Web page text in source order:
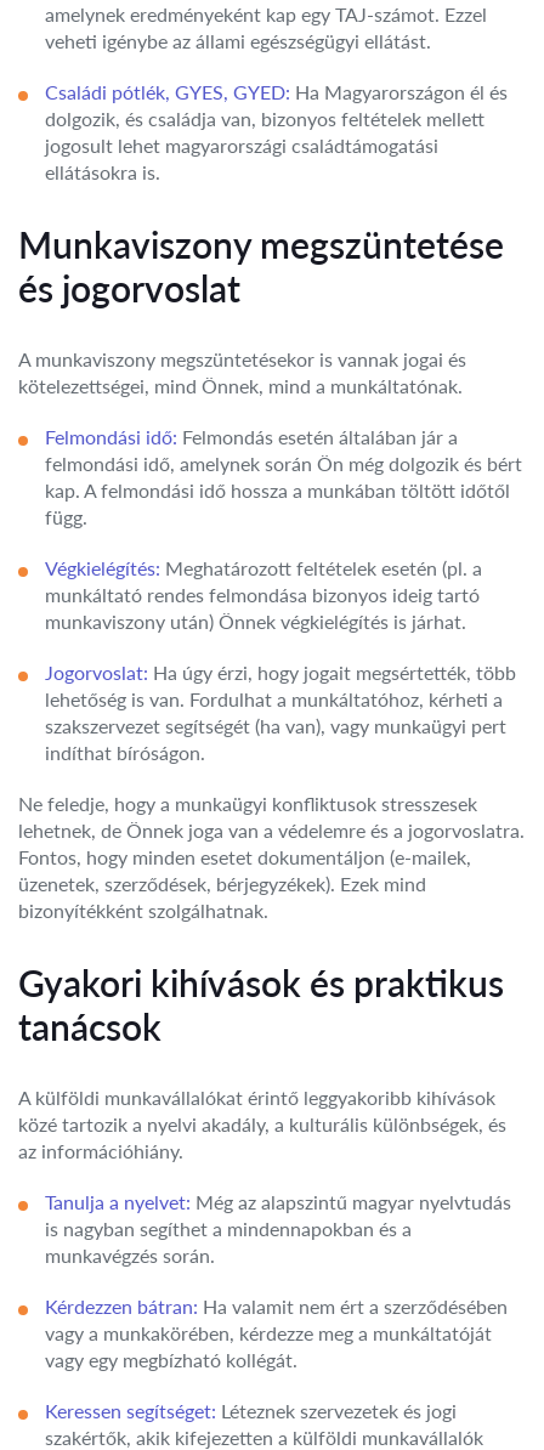
amelynek eredményeként kap egy TAJ-számot. Ezzel
veheti igénybe az állami egészségügyi ellátást.
Családi pótlék, GYES, GYED: Ha Magyarországon él és
dolgozik, és családja van, bizonyos feltételek mellett
jogosult lehet magyarországi családtámogatási
ellátásokra is.
Munkaviszony megszüntetése
és jogorvoslat
A munkaviszony megszüntetésekor is vannak jogai és
kötelezettségei, mind Önnek, mind a munkáltatónak.
Felmondási idő: Felmondás esetén általában jár a
felmondási idő, amelynek során Ön még dolgozik és bért
kap. A felmondási idő hossza a munkában töltött időtől
függ.
Végkielégítés: Meghatározott feltételek esetén (pl. a
munkáltató rendes felmondása bizonyos ideig tartó
munkaviszony után) Önnek végkielégítés is járhat.
Jogorvoslat: Ha úgy érzi, hogy jogait megsértették, több
lehetőség is van. Fordulhat a munkáltatóhoz, kérheti a
szakszervezet segítségét (ha van), vagy munkaügyi pert
indíthat bíróságon.
Ne feledje, hogy a munkaügyi konfliktusok stresszesek
lehetnek, de Önnek joga van a védelemre és a jogorvoslatra.
Fontos, hogy minden esetet dokumentáljon (e-mailek,
üzenetek, szerződések, bérjegyzékek). Ezek mind
bizonyítékként szolgálhatnak.
Gyakori kihívások és praktikus
tanácsok
A külföldi munkavállalókat érintő leggyakoribb kihívások
közé tartozik a nyelvi akadály, a kulturális különbségek, és
az információhiány.
Tanulja a nyelvet: Még az alapszintű magyar nyelvtudás
is nagyban segíthet a mindennapokban és a
munkavégzés során.
Kérdezzen bátran: Ha valamit nem ért a szerződésében
vagy a munkakörében, kérdezze meg a munkáltatóját
vagy egy megbízható kollégát.
Keressen segítséget: Léteznek szervezetek és jogi
szakértők, akik kifejezetten a külföldi munkavállalók